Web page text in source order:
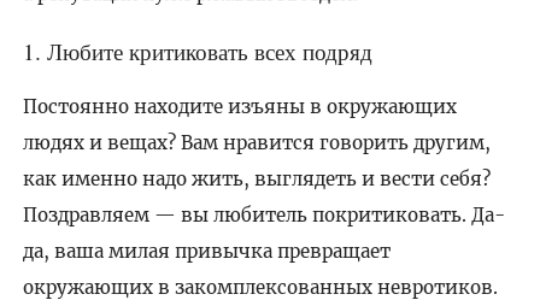
1. Любите критиковать всех подряд
Постоянно находите изъяны в окружающих
людях и вещах? Вам нравится говорить другим,
как именно надо жить, выглядеть и вести себя?
Поздравляем — вы любитель покритиковать. Да-
да, ваша милая привычка превращает
окружающих в закомплексованных невротиков.